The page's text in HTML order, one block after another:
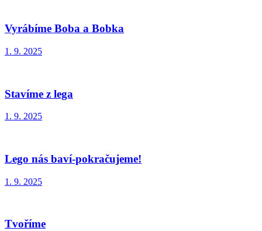
Vyrábíme Boba a Bobka
1. 9. 2025
Stavíme z lega
1. 9. 2025
Lego nás baví-pokračujeme!
1. 9. 2025
Tvoříme